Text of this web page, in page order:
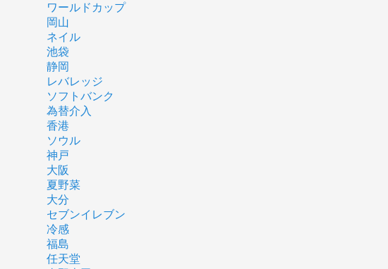
ワールドカップ
岡山
ネイル
池袋
静岡
レバレッジ
ソフトバンク
為替介入
香港
ソウル
神戸
大阪
夏野菜
大分
セブンイレブン
冷感
福島
任天堂